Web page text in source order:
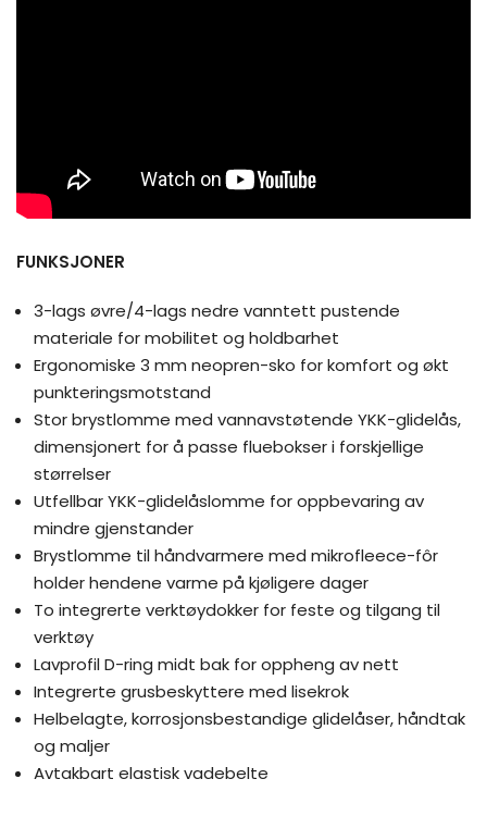
FUNKSJONER
3-lags øvre/4-lags nedre vanntett pustende
materiale for mobilitet og holdbarhet
Ergonomiske 3 mm neopren-sko for komfort og økt
punkteringsmotstand
Stor brystlomme med vannavstøtende YKK-glidelås,
dimensjonert for å passe fluebokser i forskjellige
størrelser
Utfellbar YKK-glidelåslomme for oppbevaring av
mindre gjenstander
Brystlomme til håndvarmere med mikrofleece-fôr
holder hendene varme på kjøligere dager
To integrerte verktøydokker for feste og tilgang til
verktøy
Lavprofil D-ring midt bak for oppheng av nett
Integrerte grusbeskyttere med lisekrok
Helbelagte, korrosjonsbestandige glidelåser, håndtak
og maljer
Avtakbart elastisk vadebelte